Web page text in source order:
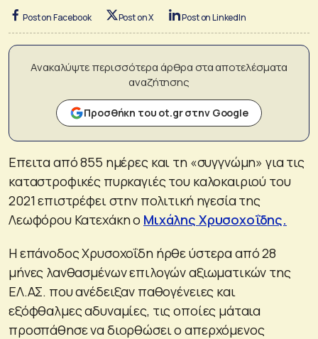
Post on Facebook Post on X Post on LinkedIn
Ανακαλύψτε περισσότερα άρθρα στα αποτελέσματα
αναζήτησης
Προσθήκη του ot.gr στην Google
Επειτα από 855 ημέρες και τη «συγγνώμη» για τις
καταστροφικές πυρκαγιές του καλοκαιριού του
2021 επιστρέφει στην πολιτική ηγεσία της
Λεωφόρου Κατεχάκη ο Μιχάλης Χρυσοχοΐδης.
Η επάνοδος Χρυσοχοΐδη ήρθε ύστερα από 28
μήνες λανθασμένων επιλογών αξιωματικών της
ΕΛ.ΑΣ. που ανέδειξαν παθογένειες και
εξόφθαλμες αδυναμίες, τις οποίες μάταια
προσπάθησε να διορθώσει ο απερχόμενος